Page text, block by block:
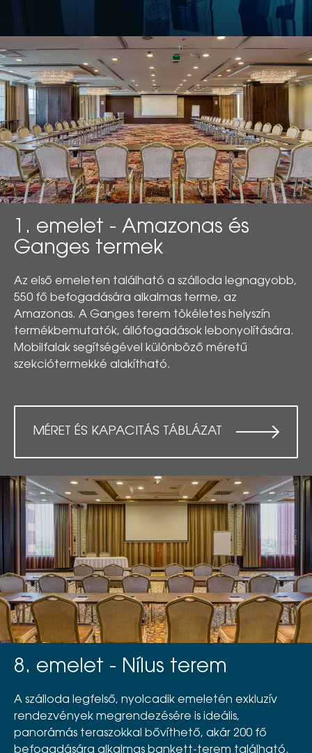
1. emelet - Amazonas és
Ganges termek
Az első emeleten található a szálloda legnagyobb,
550 fő befogadására alkalmas terme, az
Amazonas. A Ganges terem tökéletes helyszín
termékbemutatók, állófogadások lebonyolítására.
Mobilfalak segítségével különböző méretű
szekciótermekké alakítható.
MÉRET ÉS KAPACITÁS TÁBLÁZAT
8. emelet - Nílus terem
A szálloda legfelső, nyolcadik emeletén exkluzív
rendezvények megrendezésére is ideális,
panorámás teraszokkal bővíthető, akár 200 fő
befogadására alkalmas bankett-terem található.